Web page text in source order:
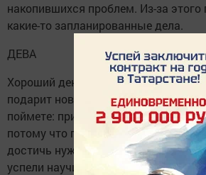
накопившихся проблем. Из-за этого
какие-то запланированные дела.
ДЕВА
Хороший день. Многим
подарит новые идеи и планы. Не
поймете: пришло время изменить
потому что привычные методы
достичь нужного результата.
успели научиться раньше.